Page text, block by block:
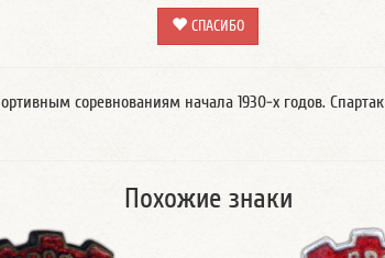
СПАСИБО
соревнованиям начала 1930-х годов.
Похожие знаки